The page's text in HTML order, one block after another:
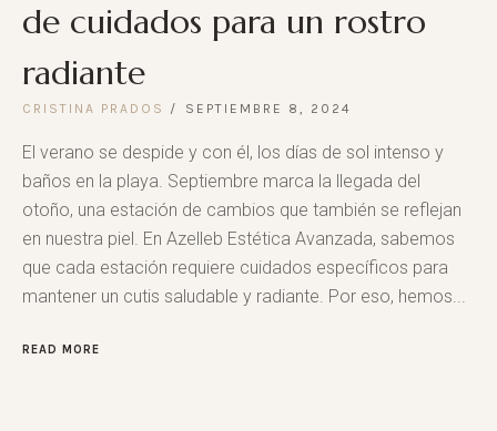
de cuidados para un rostro
radiante
CRISTINA PRADOS SEPTIEMBRE 8, 2024
El verano se despide y con él, los días de sol intenso y
baños en la playa. Septiembre marca la llegada del
otoño, una estación de cambios que también se reflejan
en nuestra piel. En Azelleb Estética Avanzada, sabemos
que cada estación requiere cuidados específicos para
mantener un cutis saludable y radiante. Por eso, hemos...
READ MORE